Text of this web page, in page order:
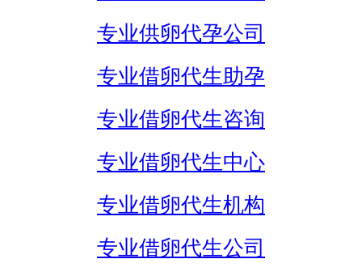
专业供卵代孕公司
专业借卵代生助孕
专业借卵代生咨询
专业借卵代生中心
专业借卵代生机构
专业借卵代生公司